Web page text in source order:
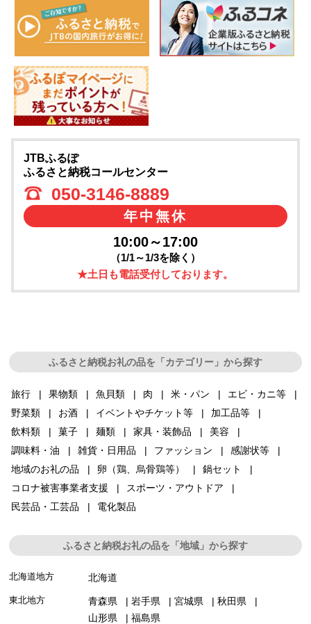
JTBふるぽ
ふるさと納税コールセンター
050-3146-8889
年中無休
10:00～17:00
（1/1～1/3を除く）
★土日も電話受付しております。
ふるさと納税お礼の品を「カテゴリー」から探す
旅行 果物類 魚貝類 肉 米・パン
エビ・カニ等
野菜類
お酒 イベントやチケット等
加工品等
飲料類
菓子 麺類 家具・装飾品
美容
調味料・油
雑貨・日用品 ファッション
感謝状等
地域のお礼の品
卵（鶏、烏骨鶏等）
鍋セット
コロナ被害事業者支援
スポーツ・アウトドア
民芸品・工芸品
電化製品
ふるさと納税お礼の品を「地域」から探す
北海道地方 北海道
東北地方 青森県 岩手県 宮城県
秋田県
山形県
福島県